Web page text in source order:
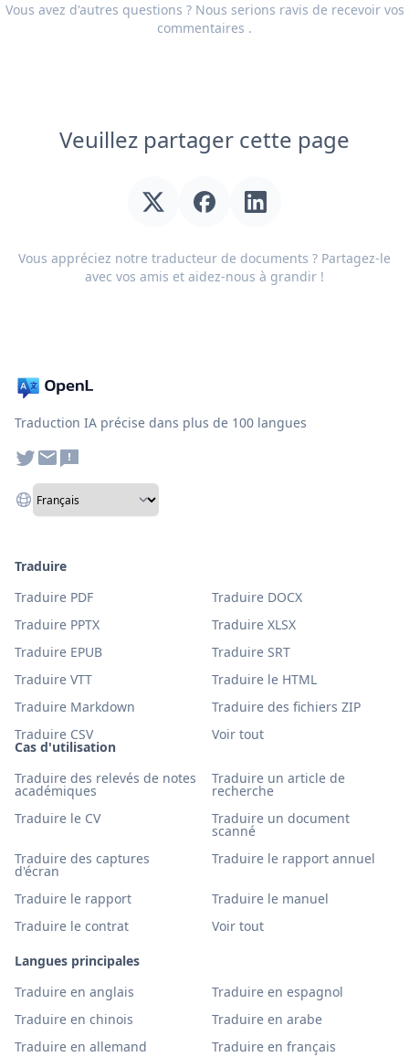
Vous avez d'autres questions ? Nous serions ravis de recevoir vos
commentaires .
Veuillez partager cette page
Vous appréciez notre traducteur de documents ? Partagez-le
avec vos amis et aidez-nous à grandir !
Traduction IA précise dans plus de 100 langues
Cas d'utilisation
Traduire des relevés de notes
académiques
Traduire un article de
recherche
Traduire le CV
Traduire un document
scanné
Traduire des captures
d'écran
Traduire le rapport annuel
Traduire le rapport
Traduire le manuel
Traduire le contrat
Voir tout
Langues principales
Traduire en anglais
Traduire en espagnol
Traduire en chinois
Traduire en arabe
Traduire en allemand
Traduire en français
Traduire
Traduire PDF
Traduire DOCX
Traduire PPTX
Traduire XLSX
Traduire EPUB
Traduire SRT
Traduire VTT
Traduire le HTML
Traduire Markdown
Traduire des fichiers ZIP
Traduire CSV
Voir tout